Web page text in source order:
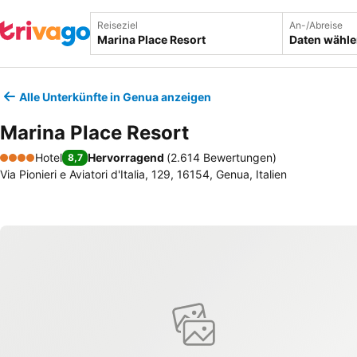
Reiseziel An-/Abreise
Daten
Alle Unterkünfte in Genua anzeigen
Marina Place Resort
4 Sterne
Hotel 8,7 Hervorragend (2.614 Bewertungen)
Via Pionieri e Aviatori d'Italia, 129, 16154, Genua, Italien